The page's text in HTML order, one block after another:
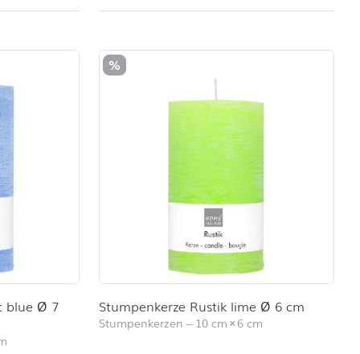
blue Ø 7
%
Stumpenkerze Rustik lime Ø 6 cm
Stumpenkerzen – 10 cm×6 cm